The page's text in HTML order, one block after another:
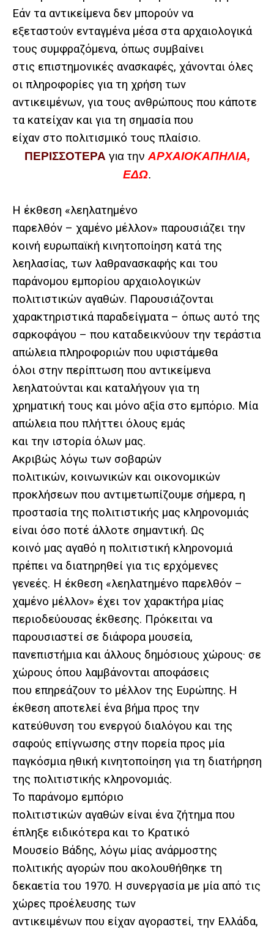
Εάν τα αντικείμενα δεν μπορούν να
εξεταστούν ενταγμένα μέσα στα αρχαιολογικά
τους συμφραζόμενα, όπως συμβαίνει
στις επιστημονικές ανασκαφές, χάνονται όλες
οι πληροφορίες για τη χρήση των
αντικειμένων, για τους ανθρώπους που κάποτε
τα κατείχαν και για τη σημασία που
είχαν στο πολιτισμικό τους πλαίσιο.
ΠΕΡΙΣΣΟΤΕΡΑ για τηνΑΡΧΑΙΟΚΑΠΗΛΙΑ,
ΕΔΩ.
Η έκθεση «λεηλατημένο
παρελθόν – χαμένο μέλλον» παρουσιάζει την
κοινή ευρωπαϊκή κινητοποίηση κατά της
λεηλασίας, των λαθρανασκαφής και του
παράνομου εμπορίου αρχαιολογικών
πολιτιστικών αγαθών. Παρουσιάζονται
χαρακτηριστικά παραδείγματα – όπως αυτό της
σαρκοφάγου – που καταδεικνύουν την τεράστια
απώλεια πληροφοριών που υφιστάμεθα
όλοι στην περίπτωση που αντικείμενα
λεηλατούνται και καταλήγουν για τη
χρηματική τους και μόνο αξία στο εμπόριο. Μία
απώλεια που πλήττει όλους εμάς
και την ιστορία όλων μας.
Ακριβώς λόγω των σοβαρών
πολιτικών, κοινωνικών και οικονομικών
προκλήσεων που αντιμετωπίζουμε σήμερα, η
προστασία της πολιτιστικής μας κληρονομιάς
είναι όσο ποτέ άλλοτε σημαντική. Ως
κοινό μας αγαθό η πολιτιστική κληρονομιά
πρέπει να διατηρηθεί για τις ερχόμενες
γενεές. Η έκθεση «λεηλατημένο παρελθόν –
χαμένο μέλλον» έχει τον χαρακτήρα μίας
περιοδεύουσας έκθεσης. Πρόκειται να
παρουσιαστεί σε διάφορα μουσεία,
πανεπιστήμια και άλλους δημόσιους χώρους· σε
χώρους όπου λαμβάνονται αποφάσεις
που επηρεάζουν το μέλλον της Ευρώπης. Η
έκθεση αποτελεί ένα βήμα προς την
κατεύθυνση του ενεργού διαλόγου και της
σαφούς επίγνωσης στην πορεία προς μία
παγκόσμια ηθική κινητοποίηση για τη διατήρηση
της πολιτιστικής κληρονομιάς.
Το παράνομο εμπόριο
πολιτιστικών αγαθών είναι ένα ζήτημα που
έπληξε ειδικότερα και το Κρατικό
Μουσείο Βάδης, λόγω μίας ανάρμοστης
πολιτικής αγορών που ακολουθήθηκε τη
δεκαετία του 1970. Η συνεργασία με μία από τις
χώρες προέλευσης των
αντικειμένων που είχαν αγοραστεί, την Ελλάδα,